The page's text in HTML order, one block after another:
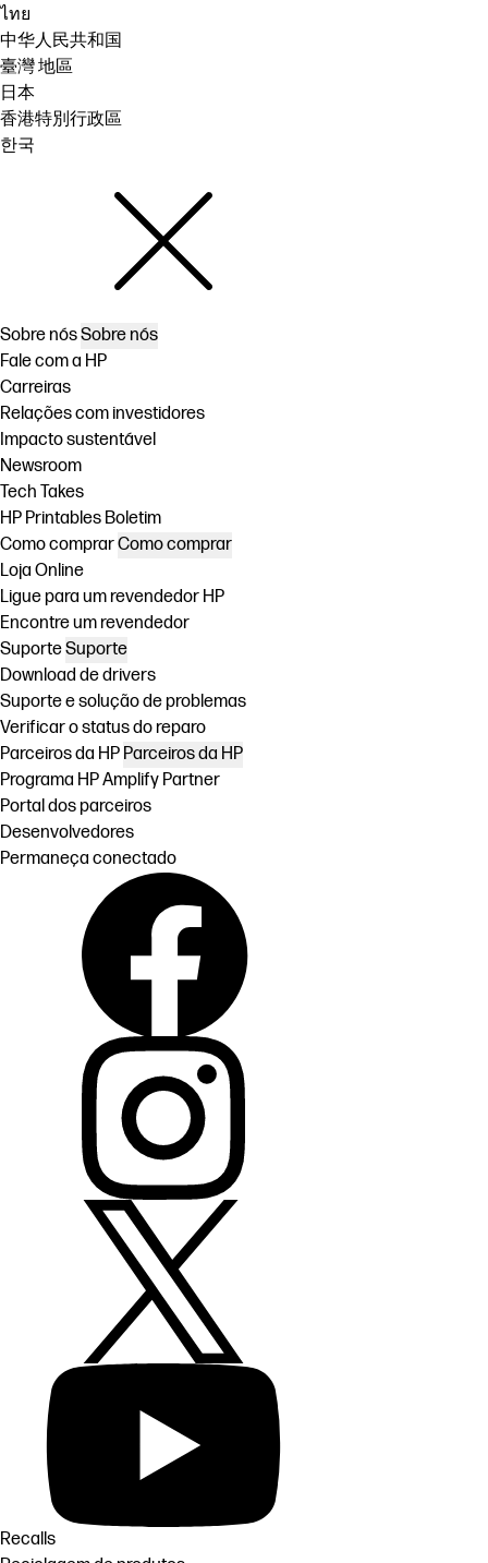
ไทย
中华人民共和国
臺灣 地區
日本
香港特別行政區
한국
Sobre nósSobre nós
Fale com a HP
Carreiras
Relações com investidores
Impacto sustentável
Newsroom
Tech Takes
HP Printables Boletim
Como comprarComo comprar
Loja Online
Ligue para um revendedor HP
Encontre um revendedor
SuporteSuporte
Download de drivers
Suporte e solução de problemas
Verificar o status do reparo
Parceiros da HP Parceiros da HP
Programa HP Amplify Partner
Portal dos parceiros
Desenvolvedores
Permaneça conectado
Recalls